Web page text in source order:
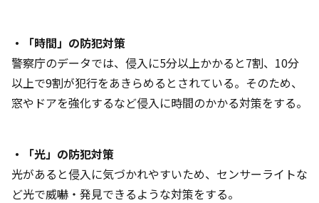
・「時間」の防犯対策
警察庁のデータでは、侵入に5分以上かかると7割、10分
以上で9割が犯行をあきらめるとされている。そのため、
窓やドアを強化するなど侵入に時間のかかる対策をする。
・「光」の防犯対策
光があると侵入に気づかれやすいため、センサーライトな
ど光で威嚇・発見できるような対策をする。